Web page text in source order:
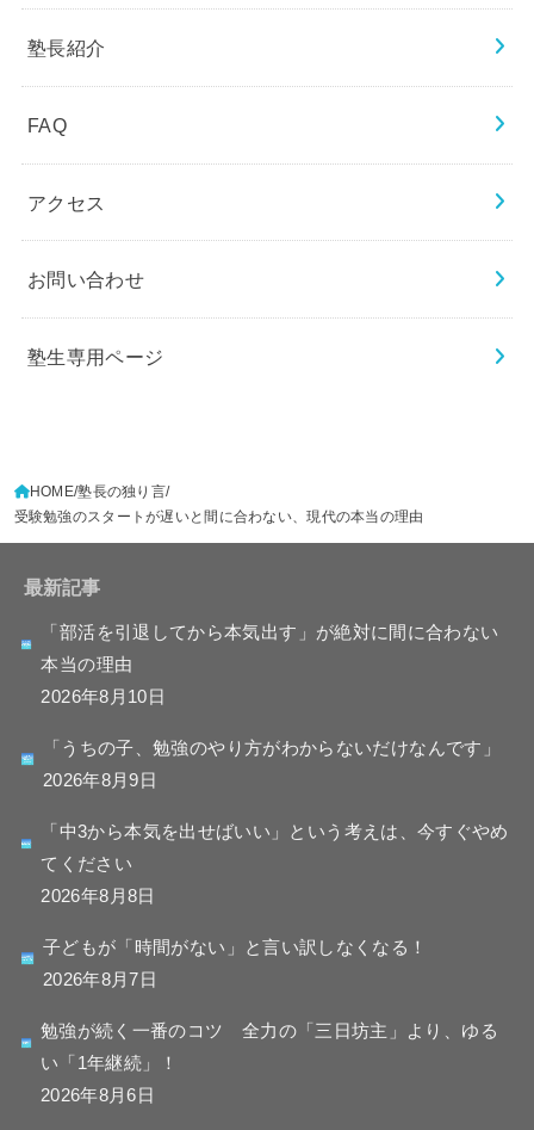
塾長紹介
FAQ
アクセス
お問い合わせ
塾生専用ページ
HOME 塾長の独り言
受験勉強のスタートが遅いと間に合わない、現代の本当の理由
最新記事
「部活を引退してから本気出す」が絶対に間に合わない
本当の理由
2026年8月10日
「うちの子、勉強のやり方がわからないだけなんです」
2026年8月9日
「中3から本気を出せばいい」という考えは、今すぐやめ
てください
2026年8月8日
子どもが「時間がない」と言い訳しなくなる！
2026年8月7日
勉強が続く一番のコツ 全力の「三日坊主」より、ゆる
い「1年継続」！
2026年8月6日